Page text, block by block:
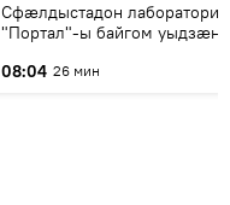
Сфæлдыстадон лаборатори
"Портал"-ы байгом уыдзæн
Æхсары куыстыты равдыст
08:04 26 мин